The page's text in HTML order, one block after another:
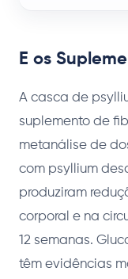
E os
A casca de
suplemento de
metanálise de
com psyllium
produziram
corporal e na
12 semanas.
têm evidências